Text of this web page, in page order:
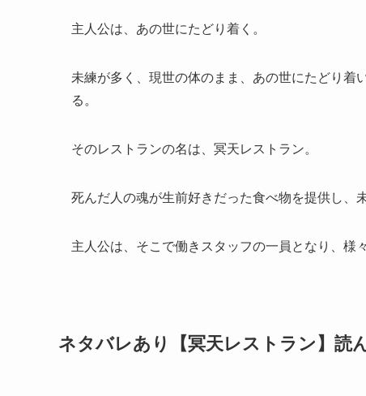
主人公は、あの世にたどり着く。
未練が多く、現世の体のまま、あの世にたどり着
る。
そのレストランの名は、冥天レストラン。
死んだ人の魂が生前好きだった食べ物を提供し、
主人公は、そこで働きスタッフの一員となり、様
ネタバレあり【冥天レストラン】読